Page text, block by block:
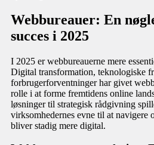
Webbureauer: En
succes i 2025
I 2025 er webbureauerne mere
Digital transformation, teknologiske
forbrugerforventninger har givet
rolle i at forme fremtidens online
løsninger til strategisk rådgivning
virksomhedernes evne til at navigere
bliver stadig mere digital.